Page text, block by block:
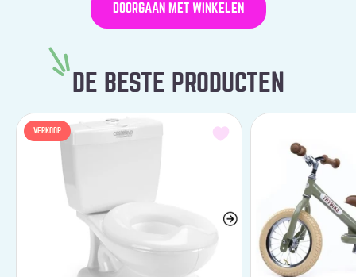
DOORGAAN MET WINKELEN
DE BESTE PRODUCTEN
VERKOOP